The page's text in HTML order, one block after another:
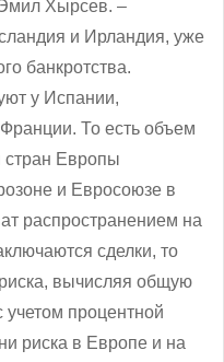
Хырсев. –
и Ирландия, уже
банкротства.
у Испании,
То есть объем
стран Европы
и Евросоюзе в
распространением на
сделки, то
вычисляя общую
учетом процентной
риска в Европе и на